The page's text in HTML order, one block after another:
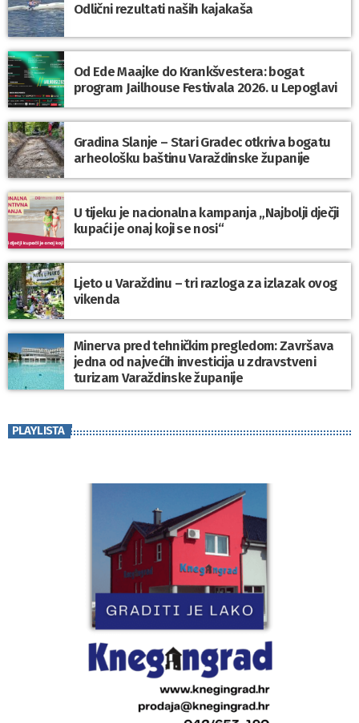
Odlični rezultati naših kajakaša
Od Ede Maajke do Krankšvestera: bogat
program Jailhouse Festivala 2026. u Lepoglavi
Gradina Slanje – Stari Gradec otkriva bogatu
arheološku baštinu Varaždinske županije
U tijeku je nacionalna kampanja „Najbolji dječji
kupaći je onaj koji se nosi“
Ljeto u Varaždinu – tri razloga za izlazak ovog
vikenda
Minerva pred tehničkim pregledom: Završava
jedna od najvećih investicija u zdravstveni
turizam Varaždinske županije
PLAYLISTA